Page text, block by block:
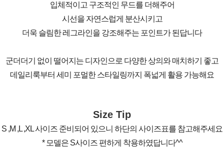
입체적이고 구조적인 무드를 더해주어
시선을 자연스럽게 분산시키고
더욱 슬림한 레그라인을 강조해주는 포인트가 된답니다
군더더기 없이 떨어지는 디자인으로 다양한 상의와 매치하기 좋고
데일리룩부터 세미 포멀한 스타일링까지 폭넓게 활용 가능해요
Size Tip
S ,M ,L ,XL 사이즈 준비되어 있으니 하단의 사이즈표를 참고해주세요
* 모델은 S사이즈 편하게 착용하였답니다^^